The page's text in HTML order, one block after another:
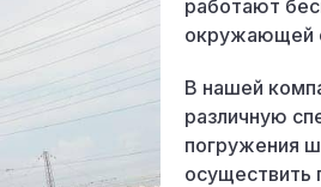
работают
окружающей
В нашей
различную
погружения
осуществить